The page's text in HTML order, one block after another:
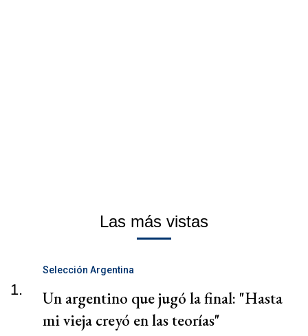
Las más vistas
1.
Selección Argentina
Un argentino que jugó la final: "Hasta
mi vieja creyó en las teorías"